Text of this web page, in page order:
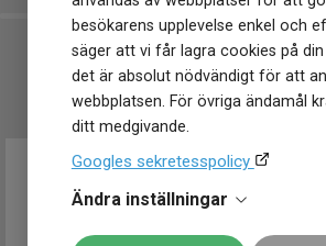
besökarens upplevelse enkel och
säger att vi får lagra cookies på
det är absolut nödvändigt för att
webbplatsen. För övriga ändamål
ditt medgivande.
Googles sekretesspolicy
Ändra inställningar
Vattentät
Ja
Vattenskydd
10 ATM / 100 m
Glas material
Safir
Super-LumiNova
Funktioner
Datum
Ja
EOL (indikator för
Mårtenssons Ur & Guld Halmstad
UTVALT FÖR